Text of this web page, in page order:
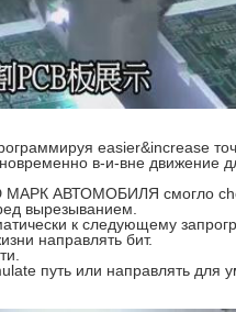
easier&increase
в-и-вне движение
МАРК АВТОМОБИЛЯ смогло
вырезыванием.
к следующему
направлять бит.
путь или направлять